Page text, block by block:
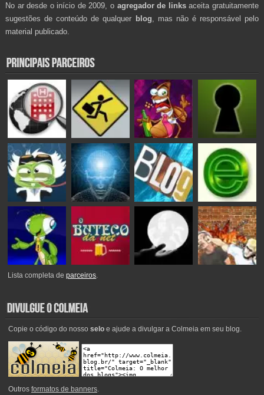
No ar desde o início de 2009, o agregador de linksaceita gratuitamente
sugestões de conteúdo de qualquer blog , mas não é responsável pelo
material publicado.
Lista completa deparceiros.
Copie o código do nosso seloe ajude a divulgar a Colmeia em seu blog.
Outros formatos de banners.